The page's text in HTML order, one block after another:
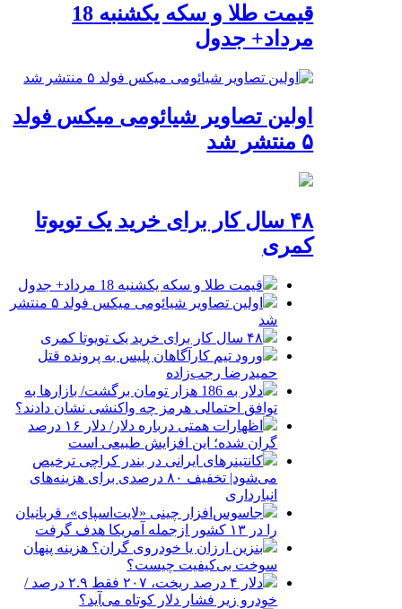
قیمت طلا و سکه یکشنبه 18
مرداد+ جدول
اولین تصاویر شیائومی میکس فولد
۵ منتشر شد
۴۸ سال کار برای خرید یک تویوتا
کمری
قیمت طلا و سکه یکشنبه 18 مرداد+ جدول
اولین تصاویر شیائومی میکس فولد ۵ منتشر
شد
۴۸ سال کار برای خرید یک تویوتا کمری
ورود تیم کارآگاهان پلیس به پرونده قتل
حمیدرضا رجب‌زاده
دلار به 186 هزار تومان برگشت/ بازارها به
توافق احتمالی هرمز چه واکنشی نشان دادند؟
اظهارات همتی درباره دلار/ دلار ۱۶ درصد
گران شده؛ این افزایش طبیعی است
کانتینرهای ایرانی در بندر کراچی ترخیص
می‌شود| تخفیف ۸۰ درصدی برای هزینه‌های
انبارداری
جاسوس‌افزار چینی «لایت‌اسپای»، قربانیان
را در ۱۳ کشور ازجمله آمریکا هدف گرفت
بنزین ارزان یا خودروی گران؟ هزینه پنهان
سوخت بی‌کیفیت چیست؟
دلار ۴ درصد ریخت، ۲۰۷ فقط ۲.۹ درصد /
خودرو زیر فشار دلار کوتاه می‌آید؟